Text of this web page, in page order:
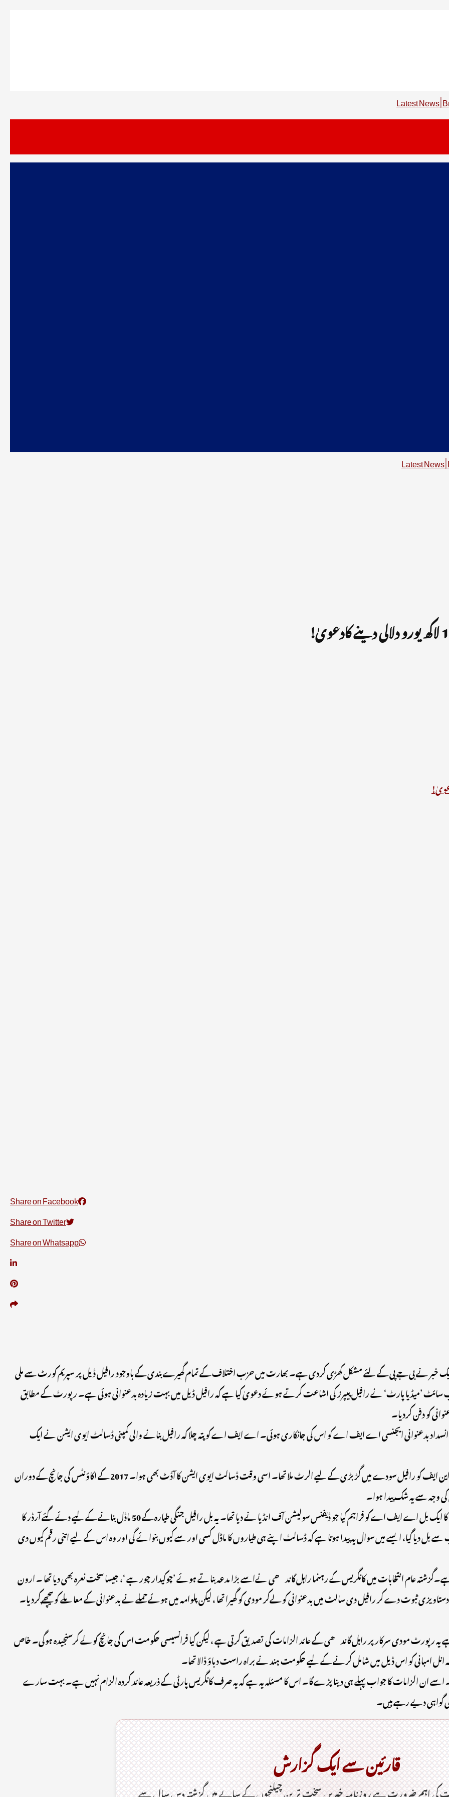
Share on Facebook
Share on Twitter
Share on Whatsapp
خبر نے بی جے پی کے لئے مشکل کھڑی کردی ہے۔ بھارت میں حزب اختلاف کے تمام گھیرے بندی کے باوجود رافیل ڈیل پر سپریم کورٹ سے ملی
’میڈیا پارٹ‘ نے رافیل پیپرز کی اشاعت کرتے ہوئے دعویٰ کیا ہے کہ رافیل ڈیل میں بہت زیادہ بدعنوانی ہوئی ہے۔ رپورٹ کے مطابق
کو دفن کردیا۔
فرانس کی انسداد بدعنوانی ایجنسی اے ایف اے کو اس کی جانکاری ہوئی۔ اے ایف اے کو پتہ چلا کہ رافیل بنانے والی کمپنی ڈسالٹ ایوی ایشن نے ایک
رپورٹ کے مطابق اکتوبر 2018 میں فرانس کی پبلک پراسیکیوشن ایجنسی پی این ایف کو رافیل سودے میں گڑبڑی کے لیے الرٹ ملا تھا۔ اسی وقت ڈسالٹ ایوی ایشن کا آڈٹ بھی ہوا۔ 2017 کے اکاؤنٹس کی جانچ کے دوران
جب اس پر وضاحت مانگی گئی تو ڈسالٹ ایوی ایشن نے 30 مارچ 2017 ء کا ایک بل اے ایف اے کو فراہم کیا جو ڈیفنس سولیشن آف انڈیا نے دیا تھا۔ یہ بل رافیل جنگی طیارہ کے 50 ماڈل بنانے کے لیے دئے گئے آرڈر کا
اس کام کے لیے فی ماڈل 20,357یورو کے حساب سے بل دیا گیا، ایسے میں سوال یہ پیدا ہوتا ہے کہ ڈسالٹ اپنے ہی طیاروں کا ماڈل کسی اور سے کیوں بنوائے گی اور وہ اس کے لیے اتنی رقم کیوں دی
عام انتخابات میں کانگریس کے رہنما راہل گاندھی نےاسے بڑا مدعہ بناتے ہوئے ’چوکیدار چور ہے ‘، جیسا سخت نعرہ بھی دیا تھا ۔ ارون
ثبوت دے کر رافیل دی سالٹ میں بدعنوانی کو لےکر مودی کو گھیرا تھا ، لیکن پلوامہ میں ہوئےحملے نے بدعنوانی کے معاملے کو پیچھے کرد یا۔
یہ رپورٹ مودی سرکار پر راہل گاندھی کے عائد الزامات کی تصدیق کرتی ہے ، لیکن کیا فرانسیسی حکومت اس کی جانچ کو لے کرسنجیدہ ہوگی۔ خاص
امبانی کو اس ڈیل میں شامل کرنے کے لیے حکومت ہند نے براہ راست دباؤ ڈالا تھا۔
ان الزامات کا جواب پہلے ہی دینا پڑے گا۔ اس کا مسئلہ یہ ہے کہ یہ صرف کانگریس پارٹی کے ذریعہ عائد کردہ الزام نہیں ہے۔ بہت سارے
گواہی دیے رہے ہیں۔
قارئین سے ایک گزارش
کی اہم ضرورت ہےـ روزنامہ خبریں سخت ترین چیلنجوں کے سایے میں گزشتہ دس سال سے